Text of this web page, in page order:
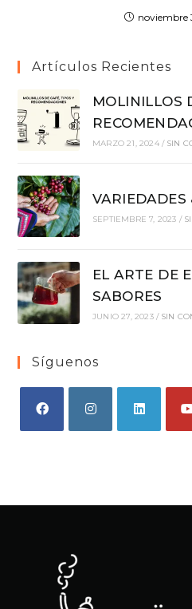
noviembre
Artículos Recientes
MOLINILLOS
MARZO 21, 2024 / SIN
VARIEDADES
SEPTIEMBRE 7, 2023 /
EL ARTE DE
SABORES
JUNIO 27, 2023 / SIN
Síguenos